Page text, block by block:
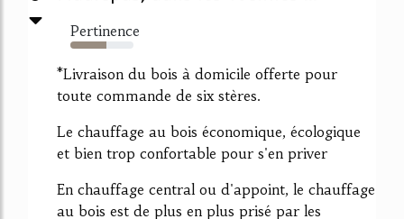
Pertinence
57%
*Livraison du bois à domicile offerte pour
toute commande de six stères.
Le chauffage au bois économique, écologique
et bien trop confortable pour s'en priver
En chauffage central ou d'appoint, le chauffage
au bois est de plus en plus prisé par les